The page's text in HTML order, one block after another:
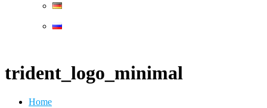
trident_logo_minimal
Home